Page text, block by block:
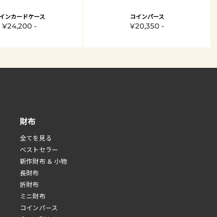
ンカードケース
¥24,200 -
コインパース
¥20,350 -
財布
全てを見る
べストセラー
新作財布 & 小物
長財布
折財布
ミニ財布
コインパース